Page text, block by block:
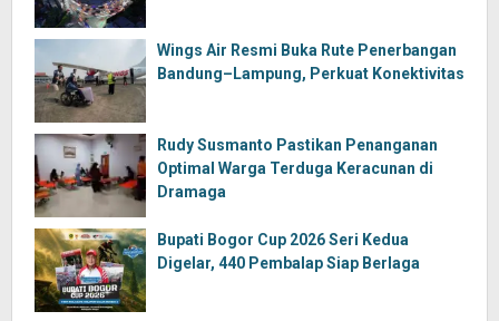
Wings Air Resmi Buka Rute Penerbangan
Bandung–Lampung, Perkuat Konektivitas
Rudy Susmanto Pastikan Penanganan
Optimal Warga Terduga Keracunan di
Dramaga
Bupati Bogor Cup 2026 Seri Kedua
Digelar, 440 Pembalap Siap Berlaga